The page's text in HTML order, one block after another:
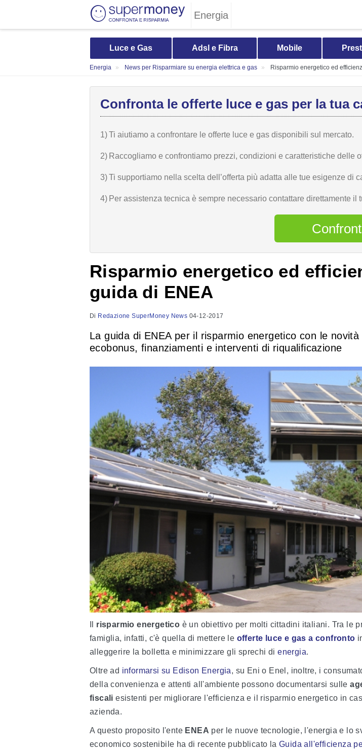
Energia
Luce e Gas Adsl e Fibra Mobile
Energia News per Risparmiare su energia elettrica e gas Risparmio energetico ed
Confronta le offerte luce e gas per la tua
1)Ti aiutiamo a confrontare le offerte luce e gas disponibili sul mercato.
2) Raccogliamo e confrontiamo prezzi, condizioni e caratteristiche delle
3)Ti supportiamo nella scelta dell’offerta più adatta alle tue esigenze di
4) Per assistenza tecnica è sempre necessario contattare direttamente il
Risparmio energetico ed
guida di ENEA
Di Redazione SuperMoney News 04-12-2017
La guida di ENEA per il risparmio energetico con le novità
ecobonus, finanziamenti e interventi di riqualificazione
risparmio energetico è un obiettivo per molti cittadini italiani. Tra le
famiglia, infatti, c'è quella di mettere le offerte luce e gas a confronto
alleggerire la bolletta e minimizzare gli sprechi dienergia.
Oltre ad informarsi su Edison Energia, su Eni o Enel, inoltre, i
della convenienza e attenti all'ambiente possono documentarsi sulle
fiscali esistenti per migliorare l'efficienza e il risparmio energetico in
azienda.
A questo proposito l'ente ENEA per le nuove tecnologie, l'energia e lo
economico sostenibile ha di recente pubblicato la Guida all'efficienza